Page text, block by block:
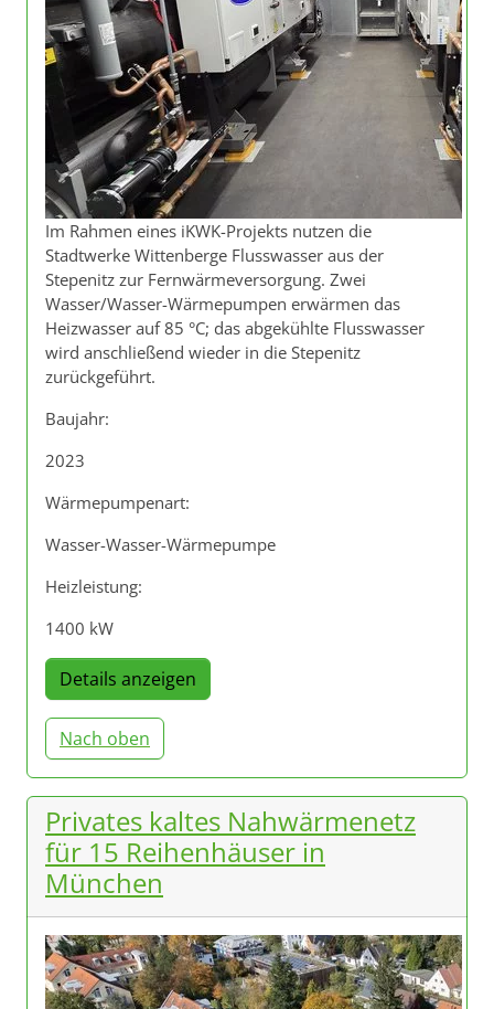
Im Rahmen eines iKWK-Projekts nutzen die
Stadtwerke Wittenberge Flusswasser aus der
Stepenitz zur Fernwärmeversorgung. Zwei
Wasser/Wasser-Wärmepumpen erwärmen das
Heizwasser auf 85 °C; das abgekühlte Flusswasser
wird anschließend wieder in die Stepenitz
zurückgeführt.
Baujahr:
2023
Wärmepumpenart:
Wasser-Wasser-Wärmepumpe
Heizleistung:
1400 kW
Details anzeigen
Nach oben
Privates kaltes Nahwärmenetz
für 15 Reihenhäuser in
München